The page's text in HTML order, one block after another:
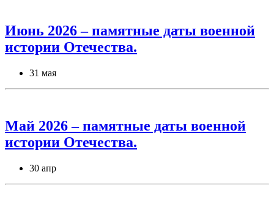
Июнь 2026 – памятные даты военной
истории Отечества.
31 мая
Май 2026 – памятные даты военной
истории Отечества.
30 апр